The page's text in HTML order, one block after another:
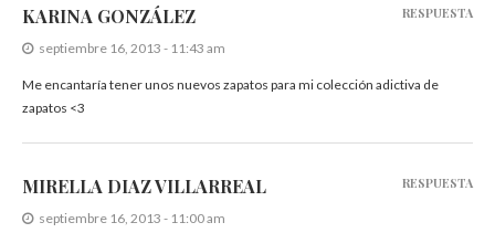
KARINA GONZÁLEZ
septiembre 16, 2013 - 11:43 am
Me encantaría tener unos nuevos zapatos para mi colección adictiva de
zapatos <3
RESPUESTA
MIRELLA DIAZ VILLARREAL
septiembre 16, 2013 - 11:00 am
RESPUESTA